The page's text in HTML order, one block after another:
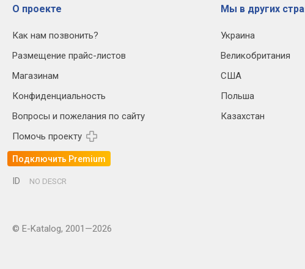
О проекте
Как нам позвонить?
Размещение прайс-листов
Магазинам
Конфиденциальность
Вопросы и пожелания по сайту
Помочь проекту
Подключить Premium
Мы в других
Украина
Великобритания
США
Польша
Казахстан
ID NO DESCR
© E-Katalog, 2001—2026